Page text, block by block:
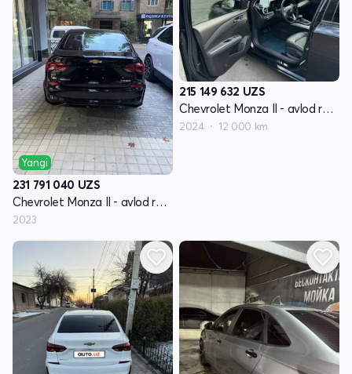
Yangi
231 791 040 UZS
Chevrolet Monza II - avlod restyling
2023
215 149 632 UZS
Chevrolet Monza II - avlod restyling
2024 12 000 km